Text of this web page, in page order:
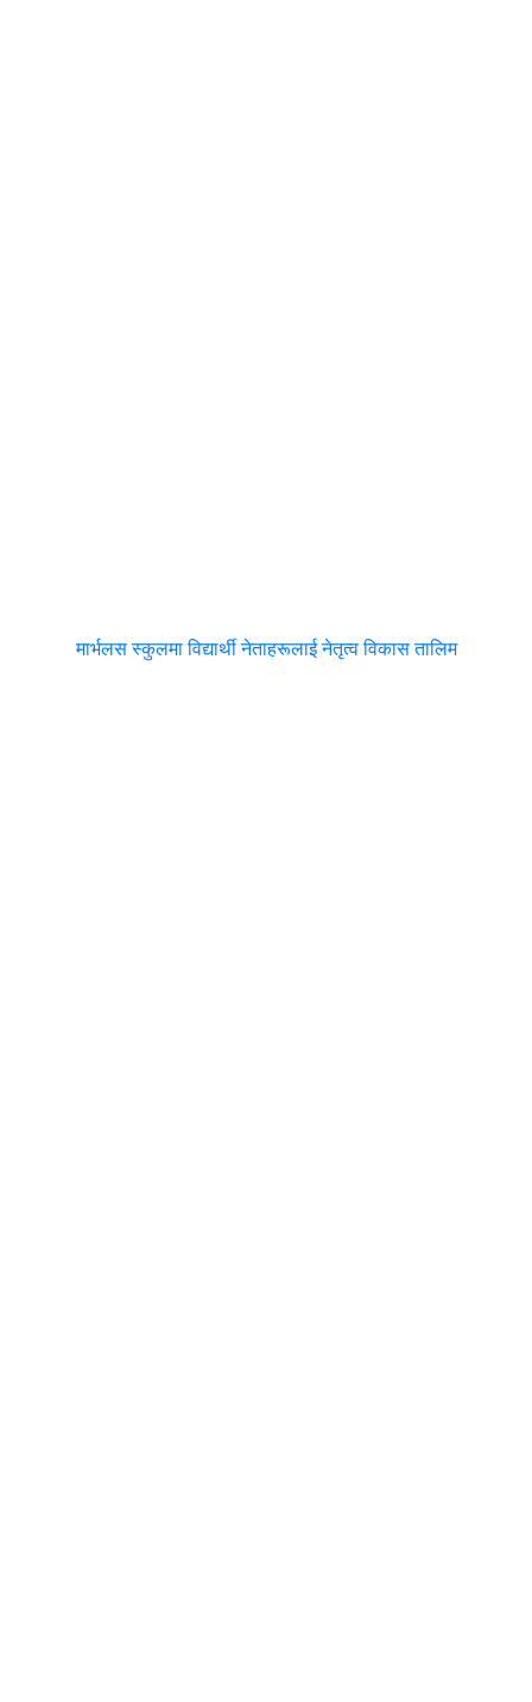
मार्भलस स्कुलमा विद्यार्थी नेताहरूलाई नेतृत्व विकास तालिम